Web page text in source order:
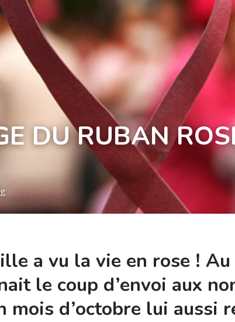
DU RUBAN
a vu la vie en rose !
le coup d’envoi aux
mois d’octobre lui aussi